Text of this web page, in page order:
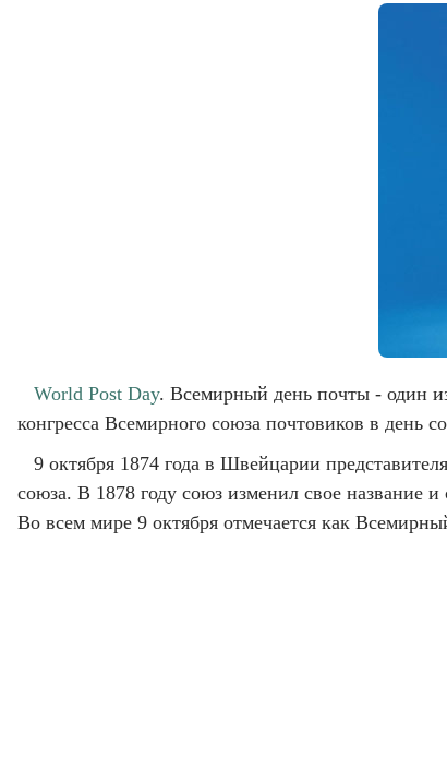
World Post Day. Всемирный день почты - один
конгресса Всемирного союза почтовиков в день
9 октября 1874 года в Швейцарии
союза. В 1878 году союз изменил свое название
Во всем мире 9 октября отмечается как